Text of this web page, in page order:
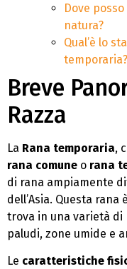
Dove
natura?
Qual’è lo
temporaria?
Breve
Razza
La Rana temporaria,
rana comune o rana
di rana ampiamente
dell’Asia. Questa
trova in una varietà
paludi, zone umide e
Le caratteristiche